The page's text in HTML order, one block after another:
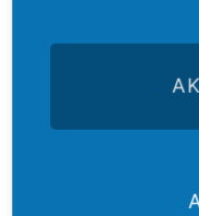
Download